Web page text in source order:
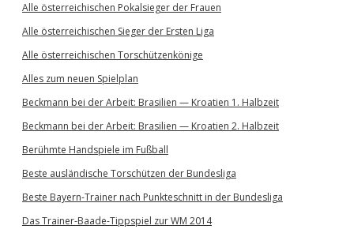
Alle österreichischen Pokalsieger der Frauen
Alle österreichischen Sieger der Ersten Liga
Alle österreichischen Torschützenkönige
Alles zum neuen Spielplan
Beckmann bei der Arbeit: Brasilien — Kroatien 1. Halbzeit
Beckmann bei der Arbeit: Brasilien — Kroatien 2. Halbzeit
Berühmte Handspiele im Fußball
Beste ausländische Torschützen der Bundesliga
Beste Bayern-Trainer nach Punkteschnitt in der Bundesliga
Das Trainer-Baade-Tippspiel zur WM 2014